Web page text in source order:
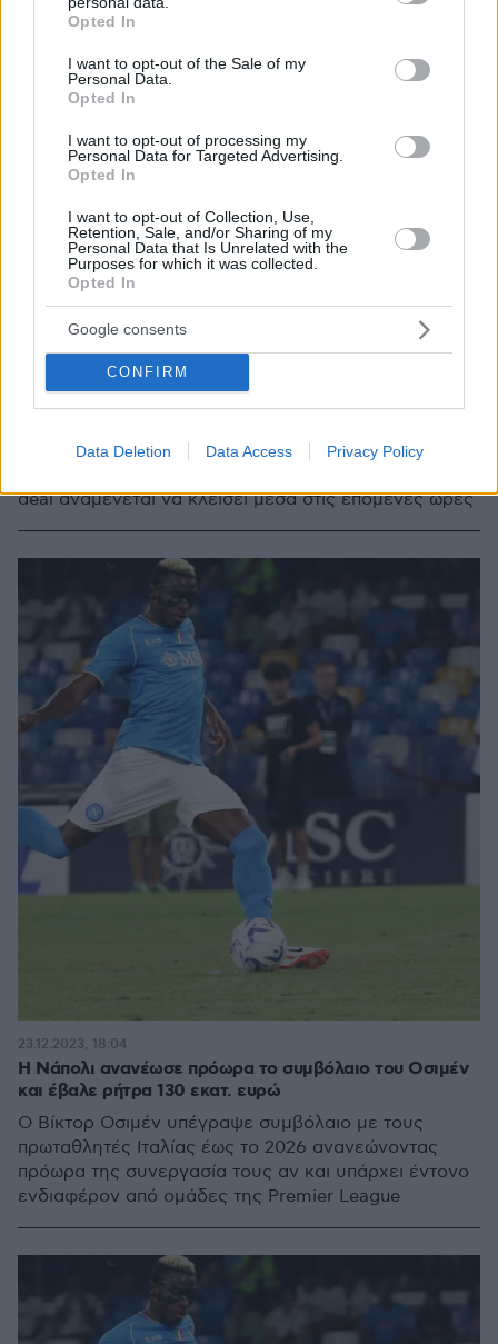
grant or deny consent to Google and its third-party tags to
use your data for below specified purposes in below Google
consent section.
Opted In
I want to opt-out of the Sale of my
Personal Data.
Opted In
I want to opt-out of processing my
Personal Data for Targeted Advertising.
Opted In
I want to opt-out of Collection, Use,
Retention, Sale, and/or Sharing of my
Personal Data that Is Unrelated with the
Purposes for which it was collected.
Opted In
Google consents
CONFIRM
Data Deletion Data Access Privacy Policy
ετήσιο μισθό 12 εκατ. ευρώ
deal αναμένεται να κλείσει μέσα στις επόμενες ώρες
17.07.2024, 12:04 2
Η Νάπολι ανανέωσε πρόωρα το συμβόλαιο του Οσιμέν
και έβαλε ρήτρα 130 εκατ. ευρώ
Ο Βίκτορ Οσιμέν υπέγραψε συμβόλαιο με τους
πρωταθλητές Ιταλίας έως το 2026 ανανεώνοντας
πρόωρα της συνεργασία τους αν και υπάρχει έντονο
ενδιαφέρον από ομάδες της Premier League
23.12.2023, 18:04